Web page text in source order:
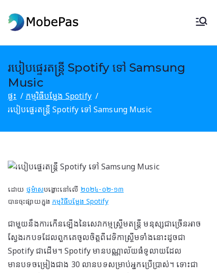
ទៅ
មាតិកា
របៀបផ្ទេរតន្ត្រី Spotify ទៅ Samsung
Music
ផ្ទះ
កម្មវិធីបម្លែង Spotify
របៀបផ្ទេរតន្ត្រី Spotify ទៅ Samsung Music
ដោយ ថូម៉ាសបង្ហោះនៅលើ ២០២៤-០២-១៣
បានចុះផ្សាយក្នុង កម្មវិធីបម្លែង Spotify
ជាមួយនឹងការកើនឡើងនៃសេវាកម្មស្ទ្រីមតន្ត្រី មនុស្សជាច្រើនអាច
ស្វែងរកបទដែលពួកគេចូលចិត្តពីវេទិកាស្ទ្រីមទាំងនោះដូចជា
Spotify ជាដើម។ Spotify មានបណ្ណាល័យធំទូលាយដែល
មានបទចម្រៀងជាង 30 លានបទសម្រាប់អ្នកប្រើប្រាស់។ ទោះជា